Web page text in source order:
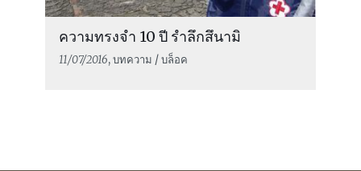
ความทรงจำ 10 ปี รำลึกสึนามิ
11/07/2016, บทความ / บล็อค